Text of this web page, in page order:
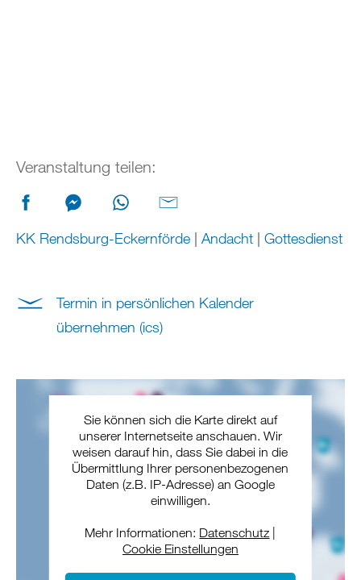
Veranstaltung teilen:
KK Rendsburg-Eckernförde | Andacht | Gottesdienst
Termin in persönlichen Kalender
übernehmen (ics)
Sie können sich die Karte direkt auf
unserer Internetseite anschauen. Wir
weisen darauf hin, dass Sie dabei in die
Übermittlung Ihrer personenbezogenen
Daten (z.B. IP-Adresse) an Google
einwilligen.
Mehr Informationen: Datenschutz
Cookie Einstellungen